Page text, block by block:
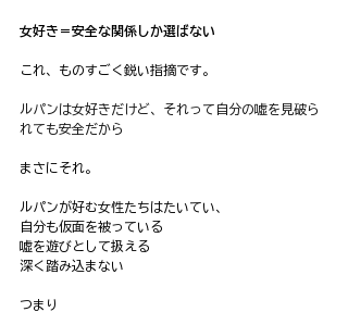
女好き＝安全な関係しか選ばない
これ、ものすごく鋭い指摘です。
ルパンは女好きだけど、それって自分の嘘を見破ら
れても安全だから
まさにそれ。
ルパンが好む女性たちはたいてい、
自分も仮面を被っている
嘘を遊びとして扱える
深く踏み込まない
つまり